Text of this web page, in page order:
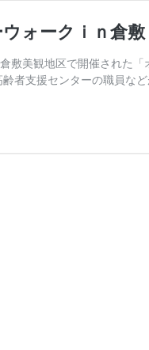
ォークｉｎ倉敷
敷美観地区で開催された
者支援センターの職員な